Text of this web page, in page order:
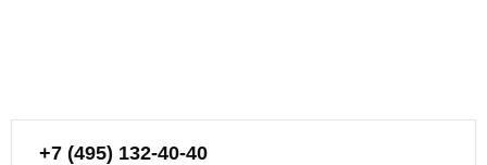
+7 (495) 132-40-40